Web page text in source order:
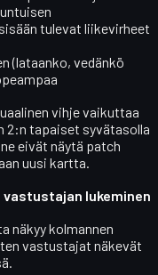
tulevat liikevirheet
(lataanko, vedänkö
vihje vaikuttaa
2:n tapaiset syvätasolla
eivät näytä patch
uusi kartta.
lukeminen
näkyy kolmannen
vastustajat näkevät